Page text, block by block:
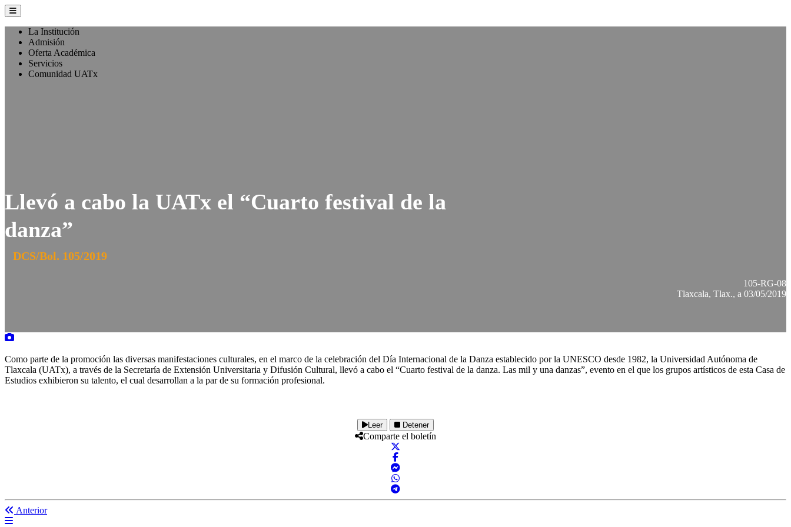
La Institución
Admisión
Oferta Académica
Servicios
Comunidad UATx
Llevó a cabo la UATx el “Cuarto festival de la
danza”
DCS/Bol. 105/2019
105-RG-08
Tlaxcala, Tlax., a 03/05/2019
Como parte de la promoción las diversas manifestaciones culturales, en el marco de la celebración del Día Internacional de la Danza establecido por la UNESCO desde 1982, la Universidad Autónoma de
Tlaxcala (UATx), a través de la Secretaría de Extensión Universitaria y Difusión Cultural, llevó a cabo el “Cuarto festival de la danza. Las mil y una danzas”, evento en el que los grupos artísticos de esta Casa de
Estudios exhibieron su talento, el cual desarrollan a la par de su formación profesional.
Leer Detener
Comparte el boletín
Anterior